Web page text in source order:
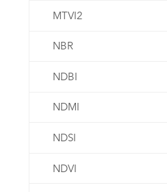
MTVI2
NBR
NDBI
NDMI
NDSI
NDVI